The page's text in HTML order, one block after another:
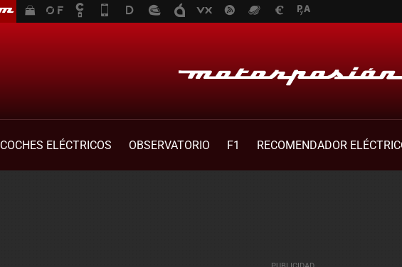
COCHES ELÉCTRICOS OBSERVATORIO F1
RECOMENDADOR